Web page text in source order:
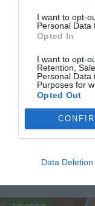
I want to opt-
Personal Data
Opted In
I want to opt-
Retention,
Personal Data
Purposes for
Opted Out
Data Deletion
smaker -
har jag
kunna laga dem
om mig.
Tillbehör